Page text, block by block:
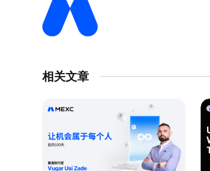
相关文章